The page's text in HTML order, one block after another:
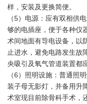
样，安装及更换简便。
（5）电源：应有双相供
够的电插座，便于各种仪
术间地面有导电设备，以
止进水，避免电路发生故
央吸引及氧气管道装置都
（6）照明设施：普通照
装子母无影灯，并备用升
术室现目前除骨科手术，